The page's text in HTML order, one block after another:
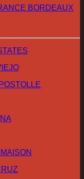
BORDEAUX